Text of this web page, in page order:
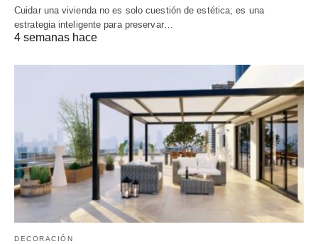
Cuidar una vivienda no es solo cuestión de estética; es una
estrategia inteligente para preservar…
4 semanas hace
DECORACIÓN